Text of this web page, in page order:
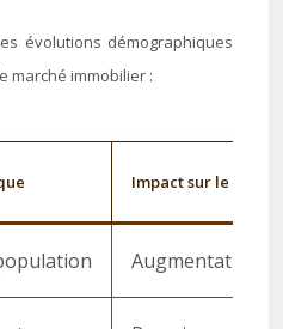
évolutions démographiques
marché immobilier :
Impact sur le
Augmentation